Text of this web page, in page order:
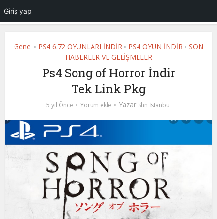
Genel • PS4 6.72 OYUNLARI İNDİR • PS4 OYUN İNDİR • SON
HABERLER VE GELİŞMELER
Ps4 Song of Horror İndir
Tek Link Pkg
5 yıl Önce Yorum ekle Yazar Shn İstanbul
Giriş yap